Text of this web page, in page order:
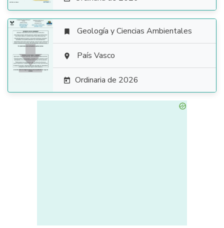

 Geología y Ciencias Ambientales
 País Vasco
 Ordinaria de 2026